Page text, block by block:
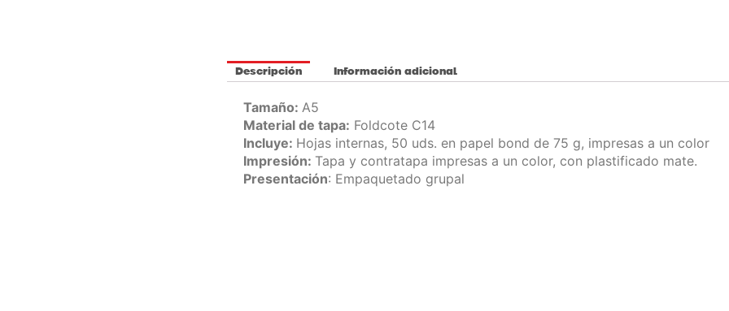
Descripción Información adicional
Tamaño: A5
Material de tapa: Foldcote C14
Incluye: Hojas internas, 50 uds. en papel bond de 75 g, impresas a un color
Impresión: Tapa y contratapa impresas a un color, con plastificado mate.
Presentación: Empaquetado grupal